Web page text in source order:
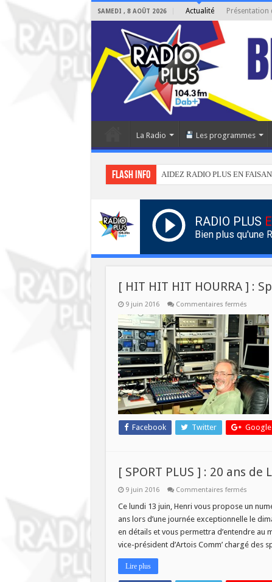
SAMEDI , 8 AOÛT 2026 Actualité Présentation
La Radio Les programmes
Flash info AIDEZ RADIO PLUS EN
RADIO PLUS
Bien plus qu'une
[ HIT HIT HIT HOURRA ] :
9 juin 2016 Commentaires ferméssur
HIT
HIT
HOURRA
]
:
Spéciale
20
ans
!
Facebook Twitter Google
[ SPORT PLUS ] : 20 ans de
9 juin 2016 Commentaires ferméssur
SPORT
]
:
20
ans
Ce lundi 13 juin, Henri vous propose un
ans lors d’une journée exceptionnelle le
en détails et vous permettra d’entendre au
vice-président d’Artois Comm’ chargé des
Lire plus